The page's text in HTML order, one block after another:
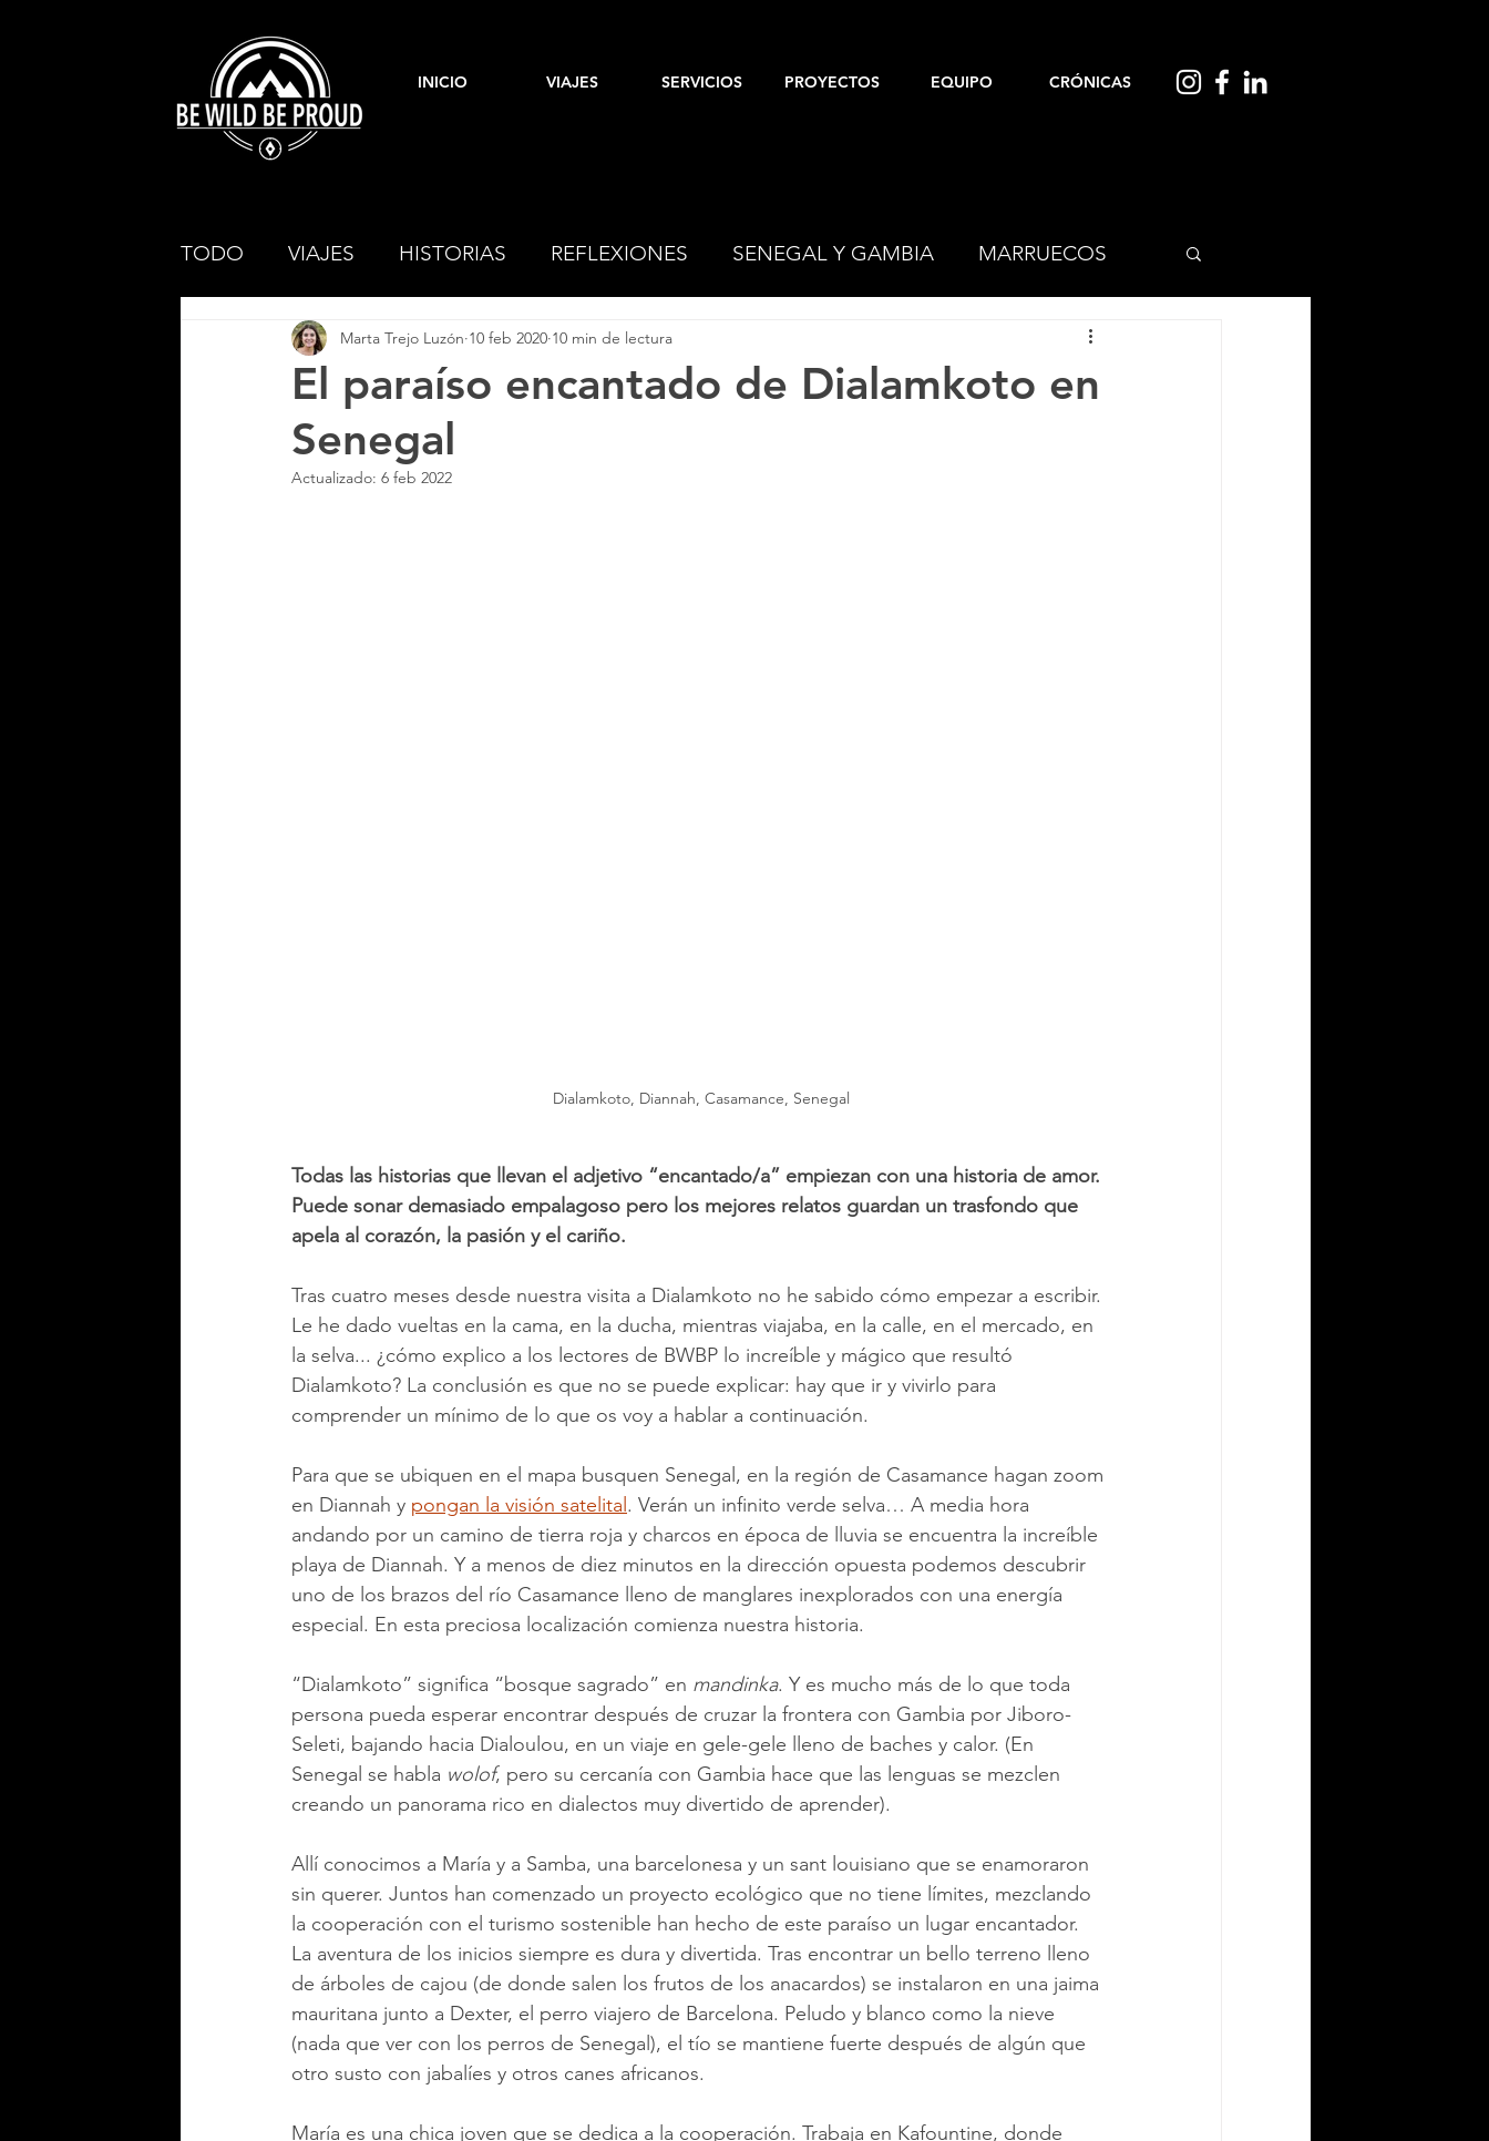
INICIO VIAJES SERVICIOS PROYECTOS EQUIPO CRÓNICAS
TODO VIAJES HISTORIAS REFLEXIONES SENEGAL Y GAMBIA MARRUECOS
COLOMBIA ETIOPÍA ESPAÑA
El paraíso encantado de Dialamkoto en
Senegal
Marta Trejo Luzón 10 feb 2020 10 min de lectura
Actualizado: 6 feb 2022
Dialamkoto, Diannah, Casamance, Senegal
Todas las historias que llevan el adjetivo “encantado/a” empiezan con una historia de amor.
Puede sonar demasiado empalagoso pero los mejores relatos guardan un trasfondo que
apela al corazón, la pasión y el cariño.
Tras cuatro meses desde nuestra visita a Dialamkoto no he sabido cómo empezar a escribir.
Le he dado vueltas en la cama, en la ducha, mientras viajaba, en la calle, en el mercado, en
la selva... ¿cómo explico a los lectores de BWBP lo increíble y mágico que resultó
Dialamkoto? La conclusión es que no se puede explicar: hay que ir y vivirlo para
comprender un mínimo de lo que os voy a hablar a continuación.
Para que se ubiquen en el mapa busquen Senegal, en la región de Casamance hagan zoom
en Diannah y pongan la visión satelital . Verán un infinito verde selva… A media hora
andando por un camino de tierra roja y charcos en época de lluvia se encuentra la increíble
playa de Diannah. Y a menos de diez minutos en la dirección opuesta podemos descubrir
uno de los brazos del río Casamance lleno de manglares inexplorados con una energía
especial. En esta preciosa localización comienza nuestra historia.
“Dialamkoto” significa “bosque sagrado” en mandinka. Y es mucho más de lo que toda
persona pueda esperar encontrar después de cruzar la frontera con Gambia por Jiboro-
Seleti, bajando hacia Dialoulou, en un viaje en gele-gele lleno de baches y calor. (En
Senegal se habla wolof, pero su cercanía con Gambia hace que las lenguas se mezclen
creando un panorama rico en dialectos muy divertido de aprender).
Allí conocimos a María y a Samba, una barcelonesa y un sant louisiano que se enamoraron
sin querer. Juntos han comenzado un proyecto ecológico que no tiene límites, mezclando
la cooperación con el turismo sostenible han hecho de este paraíso un lugar encantador.
La aventura de los inicios siempre es dura y divertida. Tras encontrar un bello terreno lleno
de árboles de cajou (de donde salen los frutos de los anacardos) se instalaron en una jaima
mauritana junto a Dexter, el perro viajero de Barcelona. Peludo y blanco como la nieve
(nada que ver con los perros de Senegal), el tío se mantiene fuerte después de algún que
otro susto con jabalíes y otros canes africanos.
María es una chica joven que se dedica a la cooperación. Trabaja en Kafountine, donde